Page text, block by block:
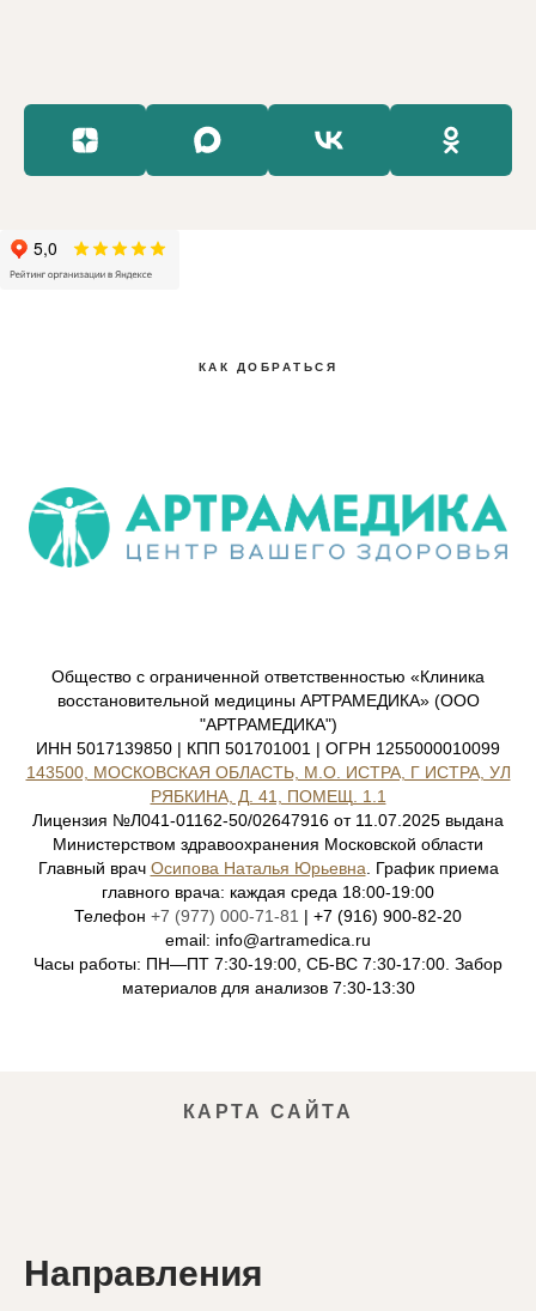
КАК ДОБРАТЬСЯ
Общество с ограниченной ответственностью «Клиника
восстановительной медицины АРТРАМЕДИКА» (ООО
"АРТРАМЕДИКА")
ИНН 5017139850 | КПП 501701001 | ОГРН 1255000010099
143500, МОСКОВСКАЯ ОБЛАСТЬ, М.О. ИСТРА, Г ИСТРА, УЛ
РЯБКИНА, Д. 41, ПОМЕЩ. 1.1
Лицензия №Л041-01162-50/02647916 от 11.07.2025 выдана
Министерством здравоохранения Московской области
Главный врач Осипова Наталья Юрьевна. График приема
главного врача: каждая среда 18:00-19:00
Телефон +7 (977) 000-71-81 | +7 (916) 900-82-20
email: info@artramedica.ru
Часы работы: ПН—ПТ 7:30-19:00, СБ-ВС 7:30-17:00. Забор
материалов для анализов 7:30-13:30
КАРТА САЙТА
Направления